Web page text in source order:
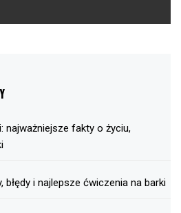
najważniejsze fakty o życiu,
i najlepsze ćwiczenia na barki